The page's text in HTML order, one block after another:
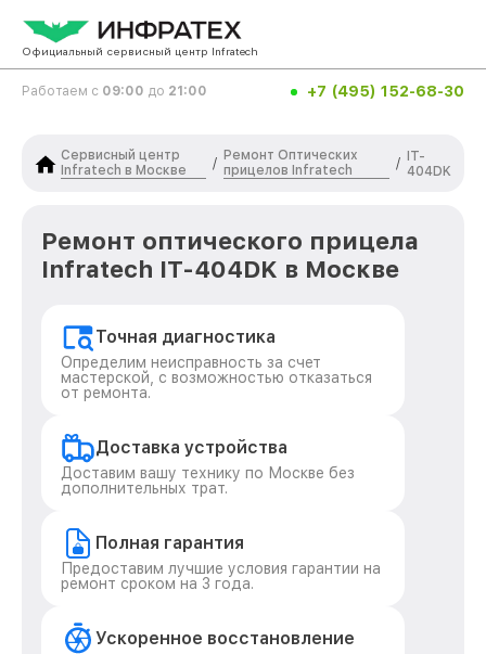
Официальный сервисный центр Infratech
Работаем с 09:00 до 21:00 +7 (495) 152-68-30
Сервисный центр
Infratech в Москве
/
Ремонт Оптических
прицелов Infratech
/ IT-
404DK
Ремонт оптического прицела
Infratech IT-404DK в Москве
Точная диагностика
Определим неисправность за счет
мастерской, с возможностью отказаться
от ремонта.
Доставка устройства
Доставим вашу технику по Москве без
дополнительных трат.
Полная гарантия
Предоставим лучшие условия гарантии на
ремонт сроком на 3 года.
Ускоренное восстановление